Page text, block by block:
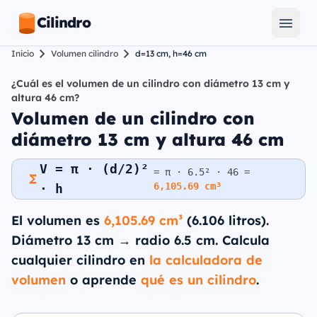
Cilindro
Inicio Volumen cilindro d=13 cm, h=46 cm
¿Cuál es el volumen de un cilindro con diámetro 13 cm y
altura 46 cm?
Volumen de un cilindro con
diámetro 13 cm y altura 46 cm
V = π · (d/2)²
· h
= π · 6.5² · 46 =
6,105.69 cm³
El volumen es 6,105.69 cm³ (6.106 litros).
Diámetro 13 cm → radio 6.5 cm. Calcula
cualquier cilindro en la calculadora de
volumen o aprende qué es un cilindro.